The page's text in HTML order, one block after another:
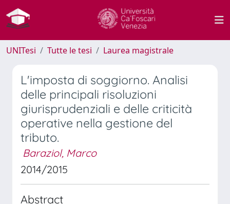
UNITesi Tutte le tesi Laurea magistrale
L'imposta di soggiorno. Analisi
delle principali risoluzioni
giurisprudenziali e delle criticità
operative nella gestione del
tributo.
Baraziol, Marco
2014/2015
Abstract